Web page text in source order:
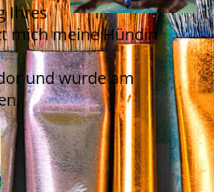
Ihres
mich meine Hündin
und wurde am